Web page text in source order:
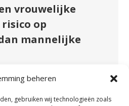
beheren
gebruiken wij technologieën zoals
vrouwelijke
op
mannelijke
bij vrouwelijke